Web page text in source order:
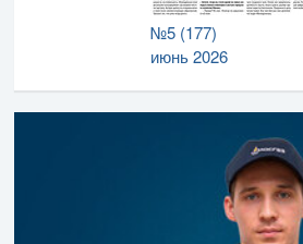
№5 (177)
июнь 2026